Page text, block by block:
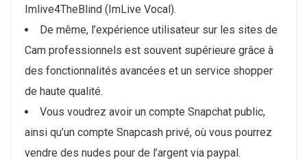
Imlive4TheBlind (ImLive Vocal).
De même, l’expérience utilisateur sur les sites de
Cam professionnels est souvent supérieure grâce à
des fonctionnalités avancées et un service shopper
de haute qualité.
Vous voudrez avoir un compte Snapchat public,
ainsi qu’un compte Snapcash privé, où vous pourrez
vendre des nudes pour de l’argent via paypal.